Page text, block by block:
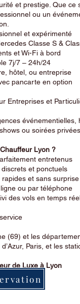
et prestige. Que
ou un
et expérimenté
Classe S &
et Wi-Fi à bord
7j/7 – 24h/24
hôtel, ou entreprise
pancarte en option
Entreprises et
ou soirées
Lyon ?
entretenus
et ponctuels
et sans surprise
ou par téléphone
des vols en temps
(69) et les
Paris, et les
de Luxe à Lyon